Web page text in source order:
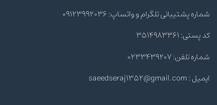
شماره پشتیبانی تلگرام و واتساپ: 09123992036
کد پستی: 3514983361
شماره تلفن: 0233439207
ایمیل : saeedseraj1352@gmail.com